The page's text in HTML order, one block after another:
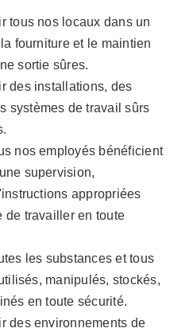
tous nos locaux dans un
fourniture et le maintien
sortie sûres.
des installations, des
systèmes de travail sûrs
nos employés bénéficient
supervision,
appropriées
de travailler en toute
les substances et tous
manipulés, stockés,
en toute sécurité.
des environnements de